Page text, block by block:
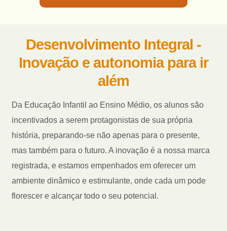
Desenvolvimento Integral -
Inovação e autonomia para ir
além​
Da Educação Infantil ao Ensino Médio, os alunos são
incentivados a serem protagonistas de sua própria
história, preparando-se não apenas para o presente,
mas também para o futuro. A inovação é a nossa marca
registrada, e estamos empenhados em oferecer um
ambiente dinâmico e estimulante, onde cada um pode
florescer e alcançar todo o seu potencial.